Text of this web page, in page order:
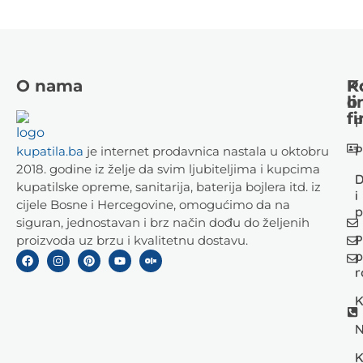
O nama
kupatila.ba je internet prodavnica nastala u oktobru
2018. godine iz želje da svim ljubiteljima i kupcima
kupatilske opreme, sanitarija, baterija bojlera itd. iz
cijele Bosne i Hercegovine, omogućimo da na
siguran, jednostavan i brz način dođu do željenih
proizvoda uz brzu i kvalitetnu dostavu.
i
o